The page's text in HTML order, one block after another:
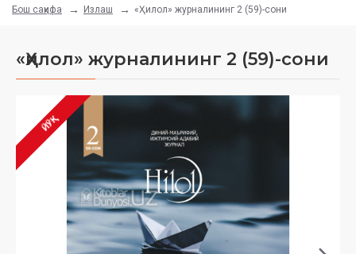
Бош саҳифа Излаш «Ҳилол» журналининг 2 (59)-сони
«Ҳилол» журналининг 2 (59)-сони
ЙЎҚ